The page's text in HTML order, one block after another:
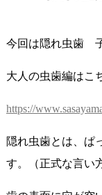
今回は隠れ虫歯
大人の虫歯編はこ
https://
隠れ虫歯とは、ぱ
す。（正式な言い